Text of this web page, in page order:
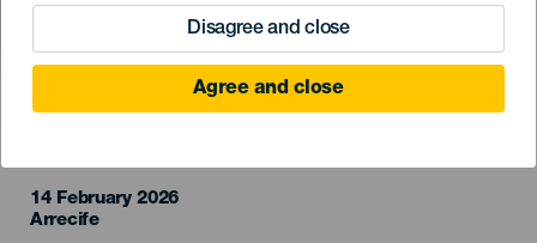
Disagree and close
Agree and close
14 February 2026
Localidad
Arrecife